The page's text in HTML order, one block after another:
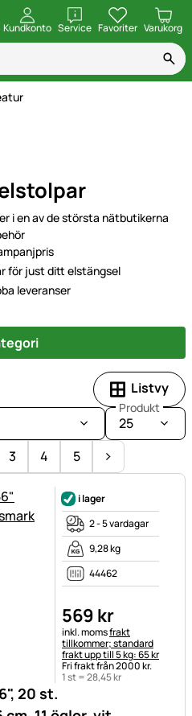
Kundkonto ServiceöppnaFavoriter Varukorg
i en av de största nätbutikerna
för just ditt elstängsel
leveranser
Listvy
Produkt
25
3 4 5
20 st.
i lager
2 - 5 vardagar
9,28 kg
44462
569 kr
Skatteinformation:
inkl. momsfrakt
tillkommer; standard
frakt upp till 5 kg: 65 kr
Fri frakt från 2000 kr.
1 st =28,45kr